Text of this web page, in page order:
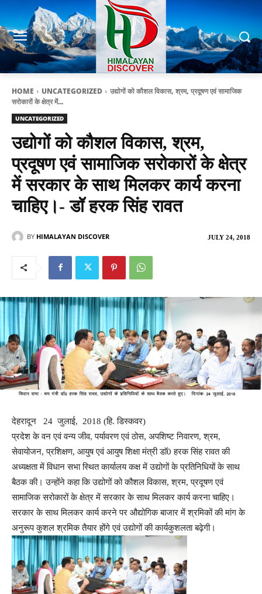
HOME UNCATEGORIZED
उद्योगों को कौशल विकास, श्रम, प्रदूषण एवं सामाजिक
सरोकारों के क्षेत्र में...
UNCATEGORIZED
उद्योगों को कौशल विकास, श्रम,
प्रदूषण एवं सामाजिक सरोकारों के क्षेत्र
में सरकार के साथ मिलकर कार्य करना
चाहिए।- डॉ हरक सिंह रावत
JULY 24, 2018
BY HIMALAYAN DISCOVER
देहरादून 24 जुलाई, 2018 (हि. डिस्कवर)
प्रदेश के वन एवं वन्य जीव, पर्यावरण एवं ठोस, अपशिष्ट निवारण, श्रम,
सेवायोजन, प्रशिक्षण, आयुष एवं आयुष शिक्षा मंत्री डाॅ0 हरक सिंह रावत की
अध्यक्षता में विधान सभा स्थित कार्यालय कक्ष में उद्योगों के प्रतिनिधियों के साथ
बैठक की। उन्होंने कहा कि उद्योगों को कौशल विकास, श्रम, प्रदूषण एवं
सामाजिक सरोकारों के क्षेत्र में सरकार के साथ मिलकर कार्य करना चाहिए।
सरकार के साथ मिलकर कार्य करने पर औद्योगिक बाजार में श्रमिकों की मांग के
अनुरूप कुशल श्रमिक तैयार होंगे एवं उद्योगों की कार्यकुशलता बढ़ेगी।